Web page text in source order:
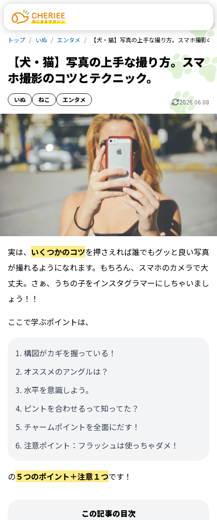
トップ いぬ エンタメ 【犬・猫】写真の上手な撮り方。スマホ撮影の
【犬・猫】写真の上手な撮り方。スマ
ホ撮影のコツとテクニック。
いぬ ねこ エンタメ 2026.06.08
実は、 いくつかのコツを押さえれば誰でもグッと良い写真
が撮れるようになれます。もちろん、スマホのカメラで大
丈夫。さぁ、うちの子をインスタグラマーにしちゃいまし
ょう！！
ここで学ぶポイントは、
構図がカギを握っている！
オススメのアングルは？
水平を意識しよう。
ピントを合わせるって知ってた？
チャームポイントを全面にだす！
注意ポイント：フラッシュは使っちゃダメ！
の５つのポイント＋注意１つです！
この記事の目次